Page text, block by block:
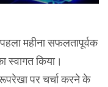
महीना सफलतापूर्वक
किया।
पर चर्चा करने के